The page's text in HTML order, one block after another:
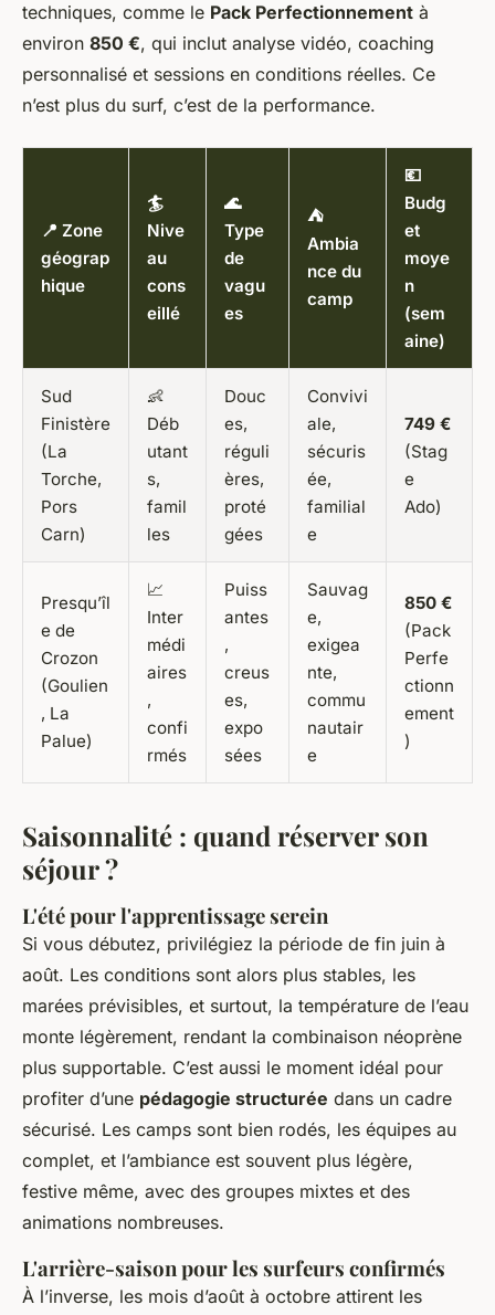
techniques, comme le Pack Perfectionnement à
environ 850 €, qui inclut analyse vidéo, coaching
personnalisé et sessions en conditions réelles. Ce
n’est plus du surf, c’est de la performance.
📍 Zone
géograp
hique
🏄
Nive
au
cons
eillé
🌊
Type
de
vagu
es
⛺
Ambia
nce du
camp
💶
Budg
et
moye
n
(sem
aine)
Sud
Finistère
(La
Torche,
Pors
Carn)
👶
Déb
utant
s,
famil
les
Douc
es,
réguli
ères,
proté
gées
Convivi
ale,
sécuris
ée,
familial
e
749 €
(Stag
e
Ado)
Presqu’îl
e de
Crozon
(Goulien
, La
Palue)
📈
Inter
médi
aires
,
confi
rmés
Puiss
antes
,
creus
es,
expo
sées
Sauvag
e,
exigea
nte,
commu
nautair
e
850 €
(Pack
Perfe
ctionn
ement
)
Saisonnalité : quand réserver son
séjour ?
L'été pour l'apprentissage serein
Si vous débutez, privilégiez la période de fin juin à
août. Les conditions sont alors plus stables, les
marées prévisibles, et surtout, la température de l’eau
monte légèrement, rendant la combinaison néoprène
plus supportable. C’est aussi le moment idéal pour
profiter d’une pédagogie structurée dans un cadre
sécurisé. Les camps sont bien rodés, les équipes au
complet, et l’ambiance est souvent plus légère,
festive même, avec des groupes mixtes et des
animations nombreuses.
L'arrière-saison pour les surfeurs confirmés
À l’inverse, les mois d’août à octobre attirent les